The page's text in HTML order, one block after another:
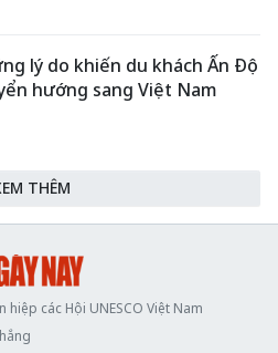
lý do khiến du khách Ấn Độ
hướng sang Việt Nam
THÊM
hiệp các Hội UNESCO Việt Nam